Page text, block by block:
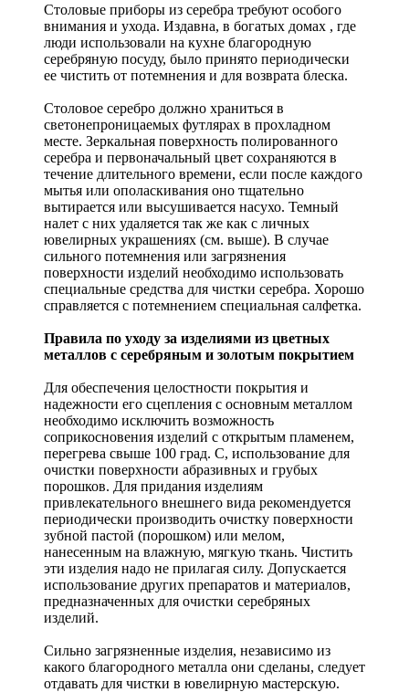
Столовые приборы из серебра требуют особого
внимания и ухода. Издавна, в богатых домах , где
люди использовали на кухне благородную
серебряную посуду, было принято периодически
ее чистить от потемнения и для возврата блеска.
Столовое серебро должно храниться в
светонепроницаемых футлярах в прохладном
месте. Зеркальная поверхность полированного
серебра и первоначальный цвет сохраняются в
течение длительного времени, если после каждого
мытья или ополаскивания оно тщательно
вытирается или высушивается насухо. Темный
налет с них удаляется так же как с личных
ювелирных украшениях (см. выше). В случае
сильного потемнения или загрязнения
поверхности изделий необходимо использовать
специальные средства для чистки серебра. Хорошо
справляется с потемнением специальная салфетка.
Правила по уходу за изделиями из цветных
металлов с серебряным и золотым покрытием
Для обеспечения целостности покрытия и
надежности его сцепления с основным металлом
необходимо исключить возможность
соприкосновения изделий с открытым пламенем,
перегрева свыше 100 град. С, использование для
очистки поверхности абразивных и грубых
порошков. Для придания изделиям
привлекательного внешнего вида рекомендуется
периодически производить очистку поверхности
зубной пастой (порошком) или мелом,
нанесенным на влажную, мягкую ткань. Чистить
эти изделия надо не прилагая силу. Допускается
использование других препаратов и материалов,
предназначенных для очистки серебряных
изделий.
Сильно загрязненные изделия, независимо из
какого благородного металла они сделаны, следует
отдавать для чистки в ювелирную мастерскую.